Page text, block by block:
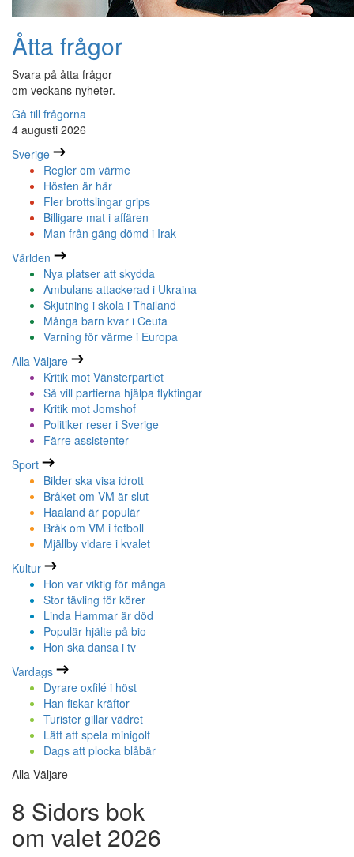
Åtta frågor
Svara på åtta frågor
om veckans nyheter.
Gå till frågorna
4 augusti 2026
Sverige
Regler om värme
Hösten är här
Fler brottslingar grips
Billigare mat i affären
Man från gäng dömd i Irak
Världen
Nya platser att skydda
Ambulans attackerad i Ukraina
Skjutning i skola i Thailand
Många barn kvar i Ceuta
Varning för värme i Europa
Alla Väljare
Kritik mot Vänsterpartiet
Så vill partierna hjälpa flyktingar
Kritik mot Jomshof
Politiker reser i Sverige
Färre assistenter
Sport
Bilder ska visa idrott
Bråket om VM är slut
Haaland är populär
Bråk om VM i fotboll
Mjällby vidare i kvalet
Kultur
Hon var viktig för många
Stor tävling för körer
Linda Hammar är död
Populär hjälte på bio
Hon ska dansa i tv
Vardags
Dyrare oxfilé i höst
Han fiskar kräftor
Turister gillar vädret
Lätt att spela minigolf
Dags att plocka blåbär
Alla Väljare
8 Sidors bok
om valet 2026